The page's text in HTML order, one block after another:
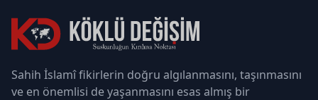
Sahih İslamî fikirlerin doğru algılanmasını, taşınmasını
ve en önemlisi de yaşanmasını esas almış bir